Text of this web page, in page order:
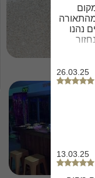
נהנו
26.03.25
13.03.25